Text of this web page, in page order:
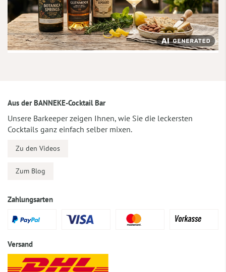
Aus der BANNEKE-Cocktail Bar
Unsere Barkeeper zeigen Ihnen, wie Sie die leckersten
Cocktails ganz einfach selber mixen.
Zu den Videos
Zum Blog
Zahlungsarten
Versand